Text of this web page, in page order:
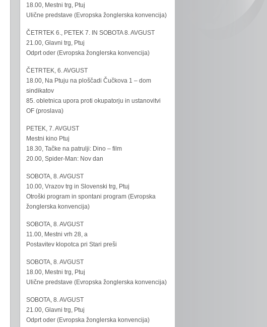
18.00, Mestni trg, Ptuj
Ulične predstave (Evropska žonglerska konvencija)
ČETRTEK 6., PETEK 7. IN SOBOTA 8. AVGUST
21.00, Glavni trg, Ptuj
Odprt oder (Evropska žonglerska konvencija)
ČETRTEK, 6. AVGUST
18.00, Na Ptuju na ploščadi Čučkova 1 – dom
sindikatov
85. obletnica upora proti okupatorju in ustanovitvi
OF (proslava)
PETEK, 7. AVGUST
Mestni kino Ptuj
18.30, Tačke na patrulji: Dino – film
20.00, Spider-Man: Nov dan
SOBOTA, 8. AVGUST
10.00, Vrazov trg in Slovenski trg, Ptuj
Otroški program in spontani program (Evropska
žonglerska konvencija)
SOBOTA, 8. AVGUST
11.00, Mestni vrh 28, a
Postavitev klopotca pri Stari preši
SOBOTA, 8. AVGUST
18.00, Mestni trg, Ptuj
Ulične predstave (Evropska žonglerska konvencija)
SOBOTA, 8. AVGUST
21.00, Glavni trg, Ptuj
Odprt oder (Evropska žonglerska konvencija)